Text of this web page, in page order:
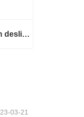
Minicargador de dirección deslizante a la venta
03-21